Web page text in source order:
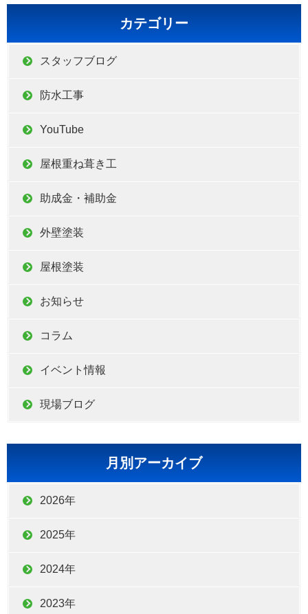
カテゴリー
スタッフブログ
防水工事
YouTube
屋根重ね葺き工
助成金・補助金
外壁塗装
屋根塗装
お知らせ
コラム
イベント情報
現場ブログ
月別アーカイブ
2026年
2025年
2024年
2023年